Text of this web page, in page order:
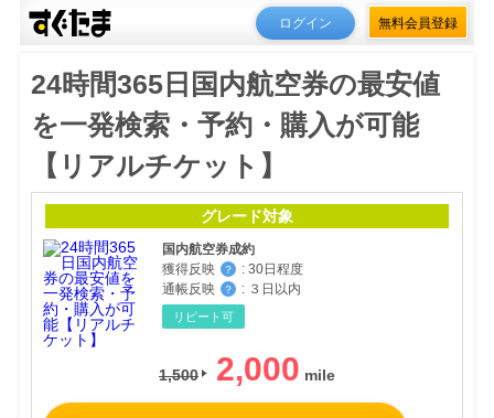
ログイン 無料会員登録
24時間365日国内航空券の最安値
を一発検索・予約・購入が可能
【リアルチケット】
グレード対象
国内航空券成約
獲得反映
？ : 30日程度
通帳反映
？ : ３日以内
リピート可
1,500 2,000